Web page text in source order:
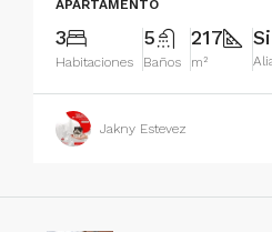
APARTAMENTO
3
Habitaciones
5
Baños
217
m²
Si
Jakny Estevez